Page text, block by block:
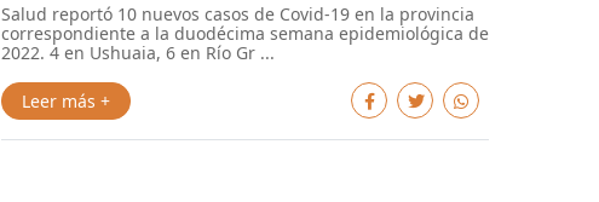
Salud reportó 10 nuevos casos de Covid-19 en la provincia
correspondiente a la duodécima semana epidemiológica de
2022. 4 en Ushuaia, 6 en Río Gr ...
Leer más +